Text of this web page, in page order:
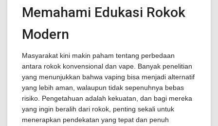
Memahami Edukasi Rokok
Modern
Masyarakat kini makin paham tentang perbedaan
antara rokok konvensional dan vape. Banyak penelitian
yang menunjukkan bahwa vaping bisa menjadi alternatif
yang lebih aman, walaupun tidak sepenuhnya bebas
risiko. Pengetahuan adalah kekuatan, dan bagi mereka
yang ingin beralih dari rokok, penting sekali untuk
menerapkan pendekatan yang tepat dan penuh